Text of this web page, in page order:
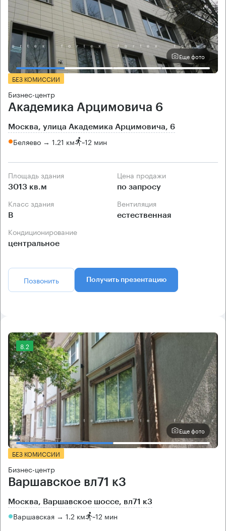
Еще фото
БЕЗ КОМИССИИ
Бизнес-центр
Академика Арцимовича 6
Москва, улица Академика Арцимовича, 6
Беляево → 1.21 км ~12 мин
Площадь здания
3013 кв.м
Цена продажи
по запросу
Класс здания
B
Вентиляция
естественная
Кондиционирование
центральное
Позвонить Получить презентацию
8.2
Еще фото
БЕЗ КОМИССИИ
Бизнес-центр
Варшавское вл71 к3
Москва, Варшавское шоссе, вл71 к3
Варшавская → 1.2 км ~12 мин